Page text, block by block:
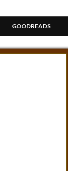
GOODREADS